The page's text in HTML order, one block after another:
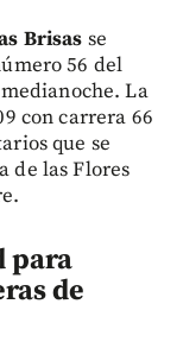
Brisas se
56 del
La
con carrera 66
que se
de las Flores
para
de